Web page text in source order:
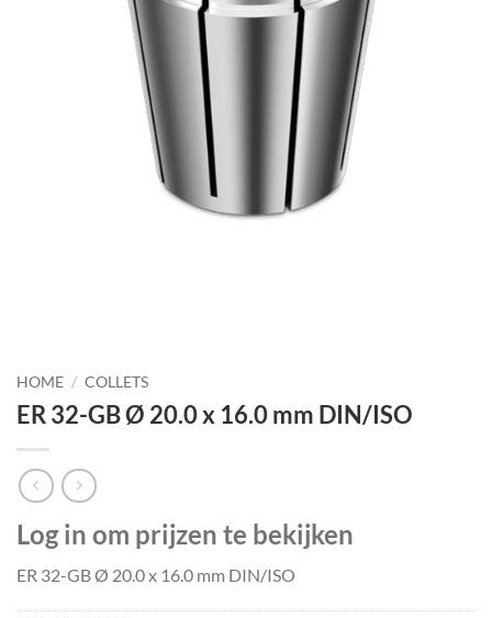
HOME / COLLETS
ER 32-GB Ø 20.0 x 16.0 mm DIN/ISO
Log in om prijzen te bekijken
ER 32-GB Ø 20.0 x 16.0 mm DIN/ISO